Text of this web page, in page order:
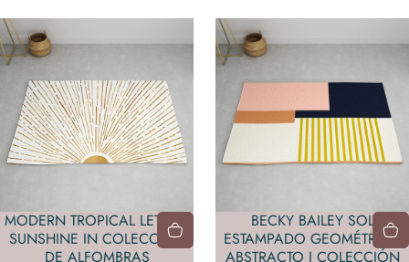
MODERN TROPICAL LET THE
SUNSHINE IN COLECCIÓN
DE ALFOMBRAS
BECKY BAILEY SOL
ESTAMPADO GEOMÉTRICO
ABSTRACTO I COLECCIÓN